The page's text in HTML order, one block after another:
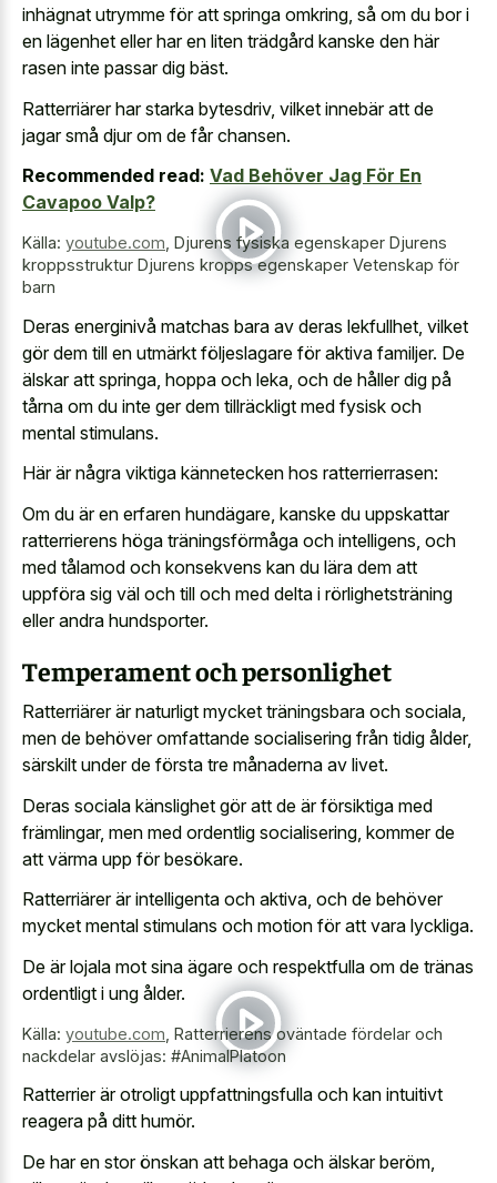
inhägnat utrymme för att springa omkring, så om du bor i
en lägenhet eller har en liten trädgård kanske den här
rasen inte passar dig bäst.
Ratterriärer har starka bytesdriv, vilket innebär att de
jagar små djur om de får chansen.
Recommended read: Vad Behöver Jag För En
Cavapoo Valp?
Källa: youtube.com Djurens fysiska egenskaper Djurens
kroppsstruktur Djurens kropps egenskaper Vetenskap för
barn
Deras energinivå matchas bara av deras lekfullhet, vilket
gör dem till en utmärkt följeslagare för aktiva familjer. De
älskar att springa, hoppa och leka, och de håller dig på
tårna om du inte ger dem tillräckligt med fysisk och
mental stimulans.
Här är några viktiga kännetecken hos ratterrierrasen:
Om du är en erfaren hundägare, kanske du uppskattar
ratterrierens höga träningsförmåga och intelligens, och
med tålamod och konsekvens kan du lära dem att
uppföra sig väl och till och med delta i rörlighetsträning
eller andra hundsporter.
Temperament och personlighet
Ratterriärer är naturligt mycket träningsbara och sociala,
men de behöver omfattande socialisering från tidig ålder,
särskilt under de första tre månaderna av livet.
Deras sociala känslighet gör att de är försiktiga med
främlingar, men med ordentlig socialisering, kommer de
att värma upp för besökare.
Ratterriärer är intelligenta och aktiva, och de behöver
mycket mental stimulans och motion för att vara lyckliga.
De är lojala mot sina ägare och respektfulla om de tränas
ordentligt i ung ålder.
Källa: youtube.com Ratterrierens oväntade fördelar och
nackdelar avslöjas: #AnimalPlatoon
Ratterrier ärotroligt uppfattningsfulla och kan intuitivt
reagera på ditt humör.
De har en stor önskan att behaga och älskar beröm,